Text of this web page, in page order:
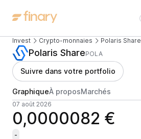
Invest Crypto-monnaies Polaris Share
Polaris SharePOLA
Suivre dans votre portfolio
GraphiqueÀ proposMarchés
07 août 2026
0,0000082 €
-